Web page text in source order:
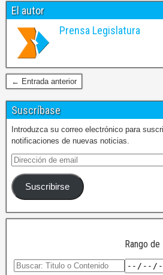
El autor
Prensa Legislatura
← Entrada anterior
Suscríbase
Introduzca su correo electrónico para
notificaciones de nuevas noticias.
Suscribirse
Rango de